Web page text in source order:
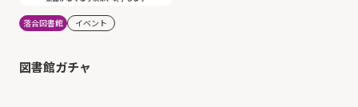
落合図書館 イベント
図書館ガチャ